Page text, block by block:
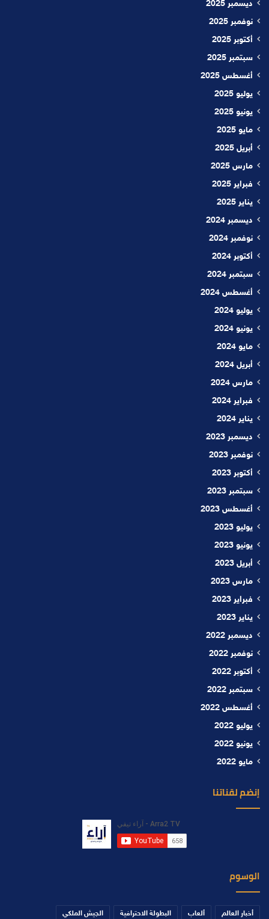
ديسمبر 2025
نوفمبر 2025
أكتوبر 2025
سبتمبر 2025
أغسطس 2025
يوليو 2025
يونيو 2025
مايو 2025
أبريل 2025
مارس 2025
فبراير 2025
يناير 2025
ديسمبر 2024
نوفمبر 2024
أكتوبر 2024
سبتمبر 2024
أغسطس 2024
يوليو 2024
يونيو 2024
مايو 2024
أبريل 2024
مارس 2024
فبراير 2024
يناير 2024
ديسمبر 2023
نوفمبر 2023
أكتوبر 2023
سبتمبر 2023
أغسطس 2023
يوليو 2023
يونيو 2023
أبريل 2023
مارس 2023
فبراير 2023
يناير 2023
ديسمبر 2022
نوفمبر 2022
أكتوبر 2022
سبتمبر 2022
أغسطس 2022
يوليو 2022
يونيو 2022
مايو 2022
إنضم لقناتنا
الوسوم
أخبار العالم ألعاب البطولة الاحترافية الجيش الملكي